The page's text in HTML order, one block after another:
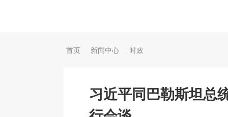
首页 新闻中心 时政
习近平同巴勒斯坦总